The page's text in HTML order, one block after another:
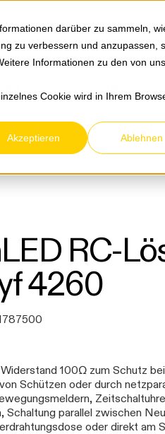
darüber zu sammeln,
zu verbessern und anzupassen,
Informationen zu den von uns
Cookie wird in Ihrem
Akzeptieren Ablehnen
Ihre
Karriere Über
Betriebs-/ Steuergeräte
RC-
4260
100Ω zum Schutz
Schützen oder durch
Schaltung parallel zwischen
oder direkt am